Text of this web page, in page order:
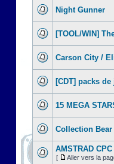
Night Gunner
[TOOL/WIN]
Carson City /
[CDT] packs de
15 MEGA
Collection Bear
AMSTRAD
[ Aller vers la